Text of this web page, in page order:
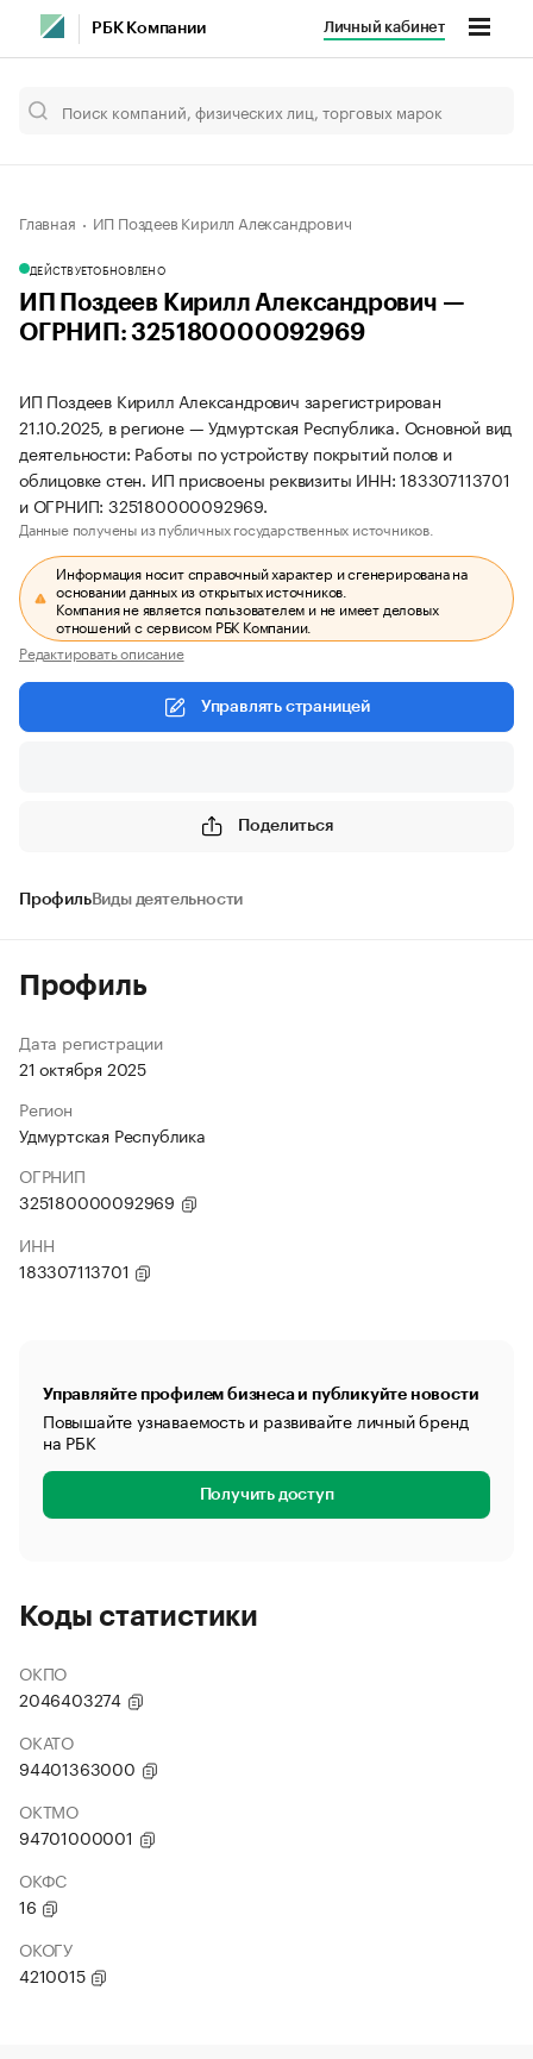
РБК Компании Личный кабинет
Главная ИП Поздеев Кирилл Александрович
ДЕЙСТВУЕТОБНОВЛЕНО
ИП Поздеев Кирилл Александрович —
ОГРНИП: 325180000092969
ИП Поздеев Кирилл Александрович зарегистрирован
21.10.2025, в регионе — Удмуртская Республика. Основной вид
деятельности: Работы по устройству покрытий полов и
облицовке стен. ИП присвоены реквизиты ИНН: 183307113701
и ОГРНИП: 325180000092969.
Данные получены из публичных государственных источников.
Информация носит справочный характер и сгенерирована на
основании данных из открытых источников.
Компания не является пользователем и не имеет деловых
отношений с сервисом РБК Компании.
Редактировать описание
Управлять страницей
Поделиться
ПрофильВиды деятельности
Профиль
Дата регистрации
21 октября 2025
Регион
Удмуртская Республика
ОГРНИП
325180000092969
ИНН
183307113701
Управляйте профилем бизнеса и публикуйте новости
Повышайте узнаваемость и развивайте личный бренд
на РБК
Получить доступ
Коды статистики
ОКПО
2046403274
ОКАТО
94401363000
ОКТМО
94701000001
ОКФС
16
ОКОГУ
4210015